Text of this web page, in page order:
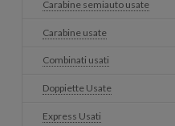
Carabine semiauto usate
Carabine usate
Combinati usati
Doppiette Usate
Express Usati